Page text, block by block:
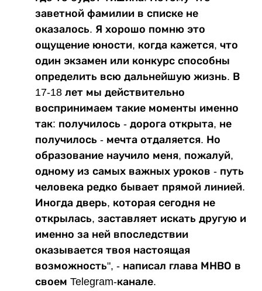
заветной фамилии в списке не
оказалось. Я хорошо помню это
ощущение юности, когда кажется, что
один экзамен или конкурс способны
определить всю дальнейшую жизнь. В
17-18 лет мы действительно
воспринимаем такие моменты именно
так: получилось - дорога открыта, не
получилось - мечта отдаляется. Но
образование научило меня, пожалуй,
одному из самых важных уроков - путь
человека редко бывает прямой линией.
Иногда дверь, которая сегодня не
открылась, заставляет искать другую и
именно за ней впоследствии
оказывается твоя настоящая
возможность", - написал глава МНВО в
своем Telegram-канале.